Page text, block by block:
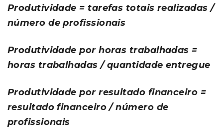
Produtividade = tarefas totais realizadas /
número de profissionais
Produtividade por horas trabalhadas =
horas trabalhadas / quantidade entregue
Produtividade por resultado financeiro =
resultado financeiro / número de
profissionais